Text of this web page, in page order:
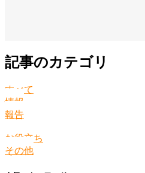
記事のカテゴリ
すべて
情報
報告
お役立ち
その他